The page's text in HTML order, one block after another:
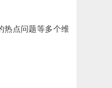
热点问题等多个维